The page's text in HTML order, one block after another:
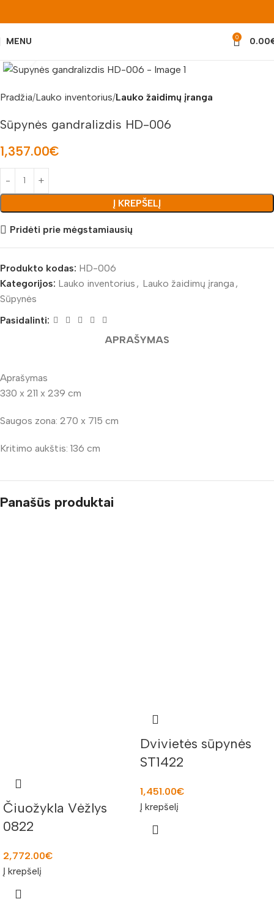
MENU 0 0.00
Pradžia Lauko inventorius Lauko žaidimų įranga
Sūpynės gandralizdis HD-006
1,357.00€
Į KREPŠELĮ
Pridėti prie mėgstamiausių
Produkto kodas: HD-006
Kategorijos: Lauko inventorius , Lauko žaidimų įranga ,
Sūpynės
Pasidalinti:
APRAŠYMAS
Aprašymas
330 x 211 x 239 cm
Saugos zona: 270 x 715 cm
Kritimo aukštis: 136 cm
Panašūs produktai
Čiuožykla Vėžlys
0822
2,772.00€
Į krepšelį
Dvivietės sūpynės
ST1422
1,451.00€
Į krepšelį